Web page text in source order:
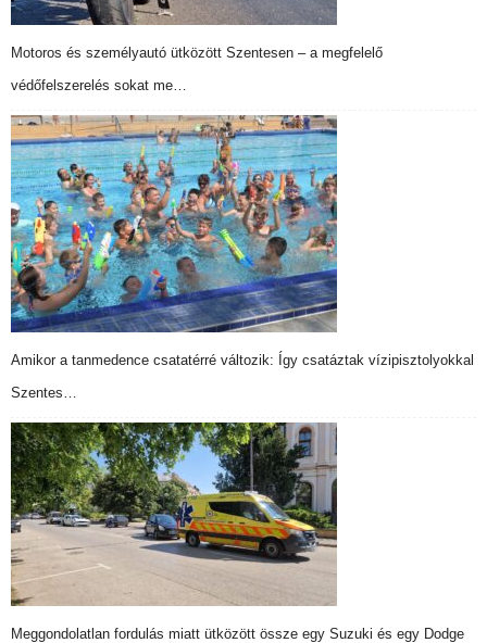
Motoros és személyautó ütközött Szentesen – a megfelelő
védőfelszerelés sokat me…
Amikor a tanmedence csatatérré változik: Így csatáztak vízipisztolyokkal
Szentes…
Meggondolatlan fordulás miatt ütközött össze egy Suzuki és egy Dodge